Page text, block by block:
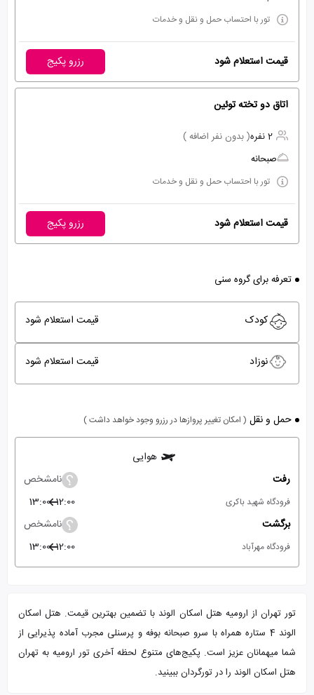
تور با احتساب حمل و نقل و خدمات
قیمت استعلام شود رزرو پکیج
اتاق دو تخته توئین
2 نفره
( بدون نفر اضافه )
صبحانه
تور با احتساب حمل و نقل و خدمات
قیمت استعلام شود رزرو پکیج
تعرفه برای گروه سنی
کودک قیمت استعلام شود
نوزاد قیمت استعلام شود
حمل و نقل ( امکان تغییر پروازها در رزرو وجود خواهد داشت )
هوایی
رفت
نامشخص
فرودگاه شهید باکری 12:00
13:00
برگشت
نامشخص
فرودگاه مهرآباد 12:00
13:00
تور تهران از ارومیه هتل اسکان الوند با تضمین بهترین قیمت. هتل اسکان
الوند 4 ستاره همراه با سرو صبحانه بوفه و پرسنلی مجرب آماده پذیرایی از
شما میهمانان عزیز است. پکیج‌های متنوع لحظه آخری تور ارومیه به تهران
هتل اسکان الوند را در تورگردان ببینید.